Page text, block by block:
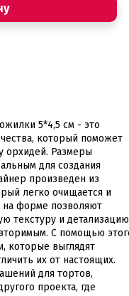
5*4,5 см - это
который поможет
орхидей. Размеры
для создания
произведен из
легко очищается и
на форме позволяют
текстуру и
С помощью
которые выглядят
их от настоящих.
для тортов,
проекта, где